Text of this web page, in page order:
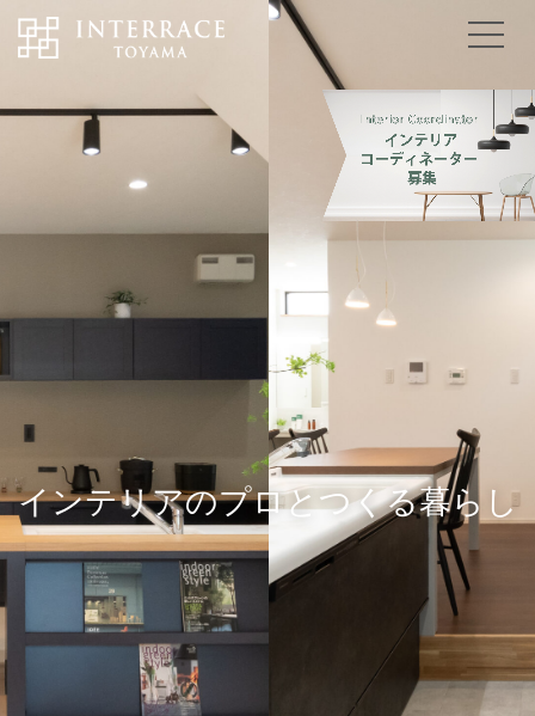
インテリアのプロとつくる暮らし